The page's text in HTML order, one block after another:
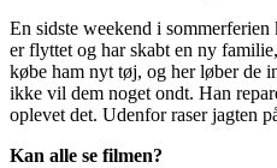
En sidste weekend i
er flyttet og har skabt en ny
købe ham nyt tøj, og her løber de
ikke vil dem noget ondt. Han
oplevet det. Udenfor raser jagten
Kan alle se filmen?